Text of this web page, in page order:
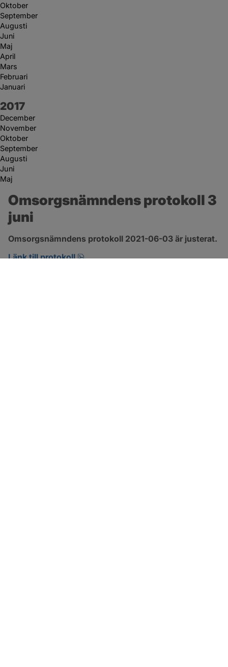
Oktober
September
Augusti
Juni
Maj
April
Mars
Februari
Januari
År:
2017
December
November
Oktober
September
Augusti
Juni
Maj
Omsorgsnämndens protokoll 3
juni
Omsorgsnämndens protokoll 2021-06-03 är justerat.
Länk till protokoll
pdf, 303.4 kB, öppnas i nytt fönster.